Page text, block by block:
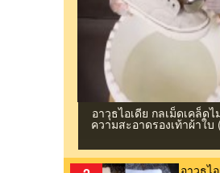
อาวุธไอเดีย กลเม็ดเคล็ด
ความสะอาดรองเท้าผ้าใบ